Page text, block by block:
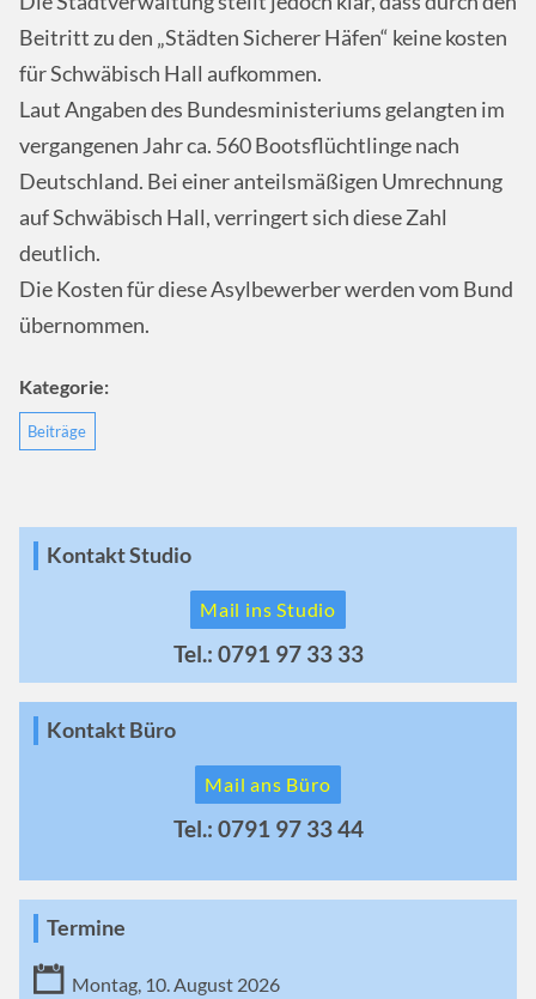
Beitritt zu den „Städten Sicherer Häfen“ keine kosten
für Schwäbisch Hall aufkommen.
Laut Angaben des Bundesministeriums gelangten im
vergangenen Jahr ca. 560 Bootsflüchtlinge nach
Deutschland. Bei einer anteilsmäßigen Umrechnung
auf Schwäbisch Hall, verringert sich diese Zahl
deutlich.
Die Kosten für diese Asylbewerber werden vom Bund
übernommen.
Kategorie:
Beiträge
Kontakt Studio
Mail ins Studio
Tel.: 0791 97 33 33
Kontakt Büro
Mail ans Büro
Tel.: 0791 97 33 44
Termine
Montag, 10. August 2026